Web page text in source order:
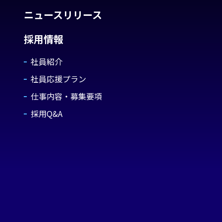
ニュースリリース
採用情報
社員紹介
社員応援プラン
仕事内容・募集要項
採用Q&A